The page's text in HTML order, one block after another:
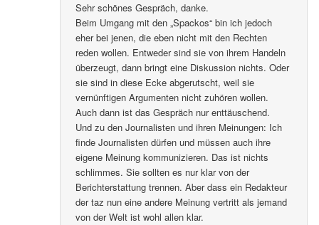
Sehr schönes Gespräch, danke.
Beim Umgang mit den „Spackos“ bin ich jedoch
eher bei jenen, die eben nicht mit den Rechten
reden wollen. Entweder sind sie von ihrem Handeln
überzeugt, dann bringt eine Diskussion nichts. Oder
sie sind in diese Ecke abgerutscht, weil sie
vernünftigen Argumenten nicht zuhören wollen.
Auch dann ist das Gespräch nur enttäuschend.
Und zu den Journalisten und ihren Meinungen: Ich
finde Journalisten dürfen und müssen auch ihre
eigene Meinung kommunizieren. Das ist nichts
schlimmes. Sie sollten es nur klar von der
Berichterstattung trennen. Aber dass ein Redakteur
der taz nun eine andere Meinung vertritt als jemand
von der Welt ist wohl allen klar.